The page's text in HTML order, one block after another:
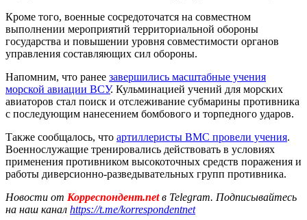
Кроме того, военные сосредоточатся на совместном
выполнении мероприятий территориальной обороны
государства и повышении уровня совместимости органов
управления составляющих сил обороны.
Напомним, что ранее завершились масштабные учения
морской авиации ВСУ. Кульминацией учений для морских
авиаторов стал поиск и отслеживание субмарины противника
с последующим нанесением бомбового и торпедного ударов.
Также сообщалось, что артиллеристы ВМС провели учения.
Военнослужащие тренировались действовать в условиях
применения противником высокоточных средств поражения и
работы диверсионно-разведывательных групп противника.
Новости от Корреспондент.netв Telegram. Подписывайтесь
на наш канал https://t.me/korrespondentnet